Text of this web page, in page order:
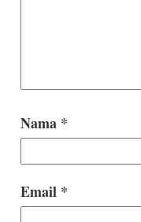
Nama *
Email *